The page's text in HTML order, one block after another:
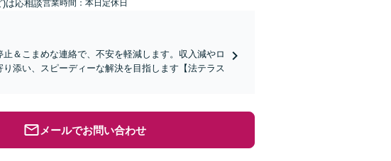
は応相談営業時間：本日定休日
＆こまめな連絡で、不安を軽減します。収入減やロ
添い、スピーディーな解決を目指します【法テラス
メールでお問い合わせ